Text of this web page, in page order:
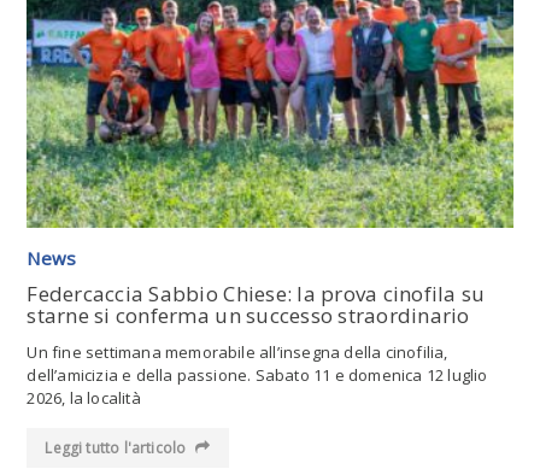
Leggi tutto l'articolo
News
Federcaccia Sabbio Chiese: la prova cinofila su
starne si conferma un successo straordinario
Un fine settimana memorabile all’insegna della cinofilia,
dell’amicizia e della passione. Sabato 11 e domenica 12 luglio
2026, la località
Leggi tutto l'articolo